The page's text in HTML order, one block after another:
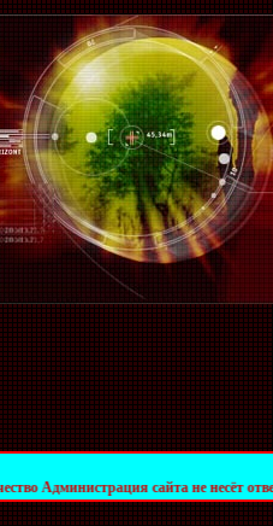
сайта не несёт ответственности!!!